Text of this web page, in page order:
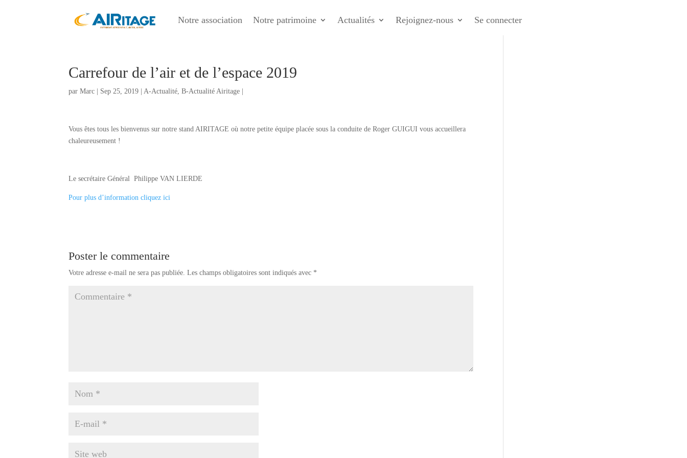
Notre association Notre patrimoine Actualités Rejoignez-nous Se connecter
Carrefour de l’air et de l’espace 2019
parMarc Sep 25, 2019 |A-Actualité,B-Actualité Airitage
Vous êtes tous les bienvenus sur notre stand AIRITAGE où notre petite équipe placée sous la conduite de Roger GUIGUI vous accueillera
chaleureusement !
Le secrétaire Général Philippe VAN LIERDE
Pour plus d’information cliquez ici
Poster le commentaire
Votre adresse e-mail ne sera pas publiée. Les champs obligatoires sont indiqués avec *